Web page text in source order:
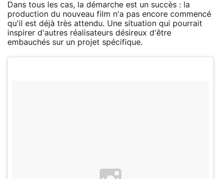
Dans tous les cas, la démarche est un succès : la
production du nouveau film n'a pas encore commencé
qu'il est déjà très attendu. Une situation qui pourrait
inspirer d'autres réalisateurs désireux d'être
embauchés sur un projet spécifique.